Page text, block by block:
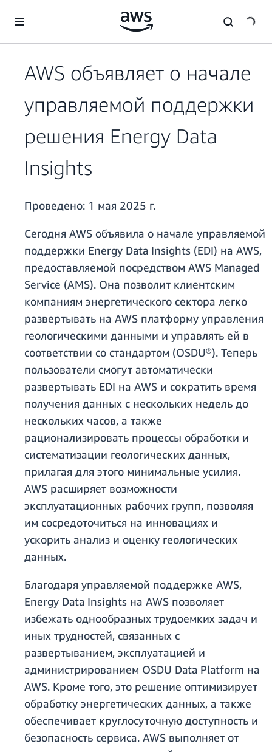
Перейти к главному контенту
AWS объявляет о начале
управляемой поддержки
решения Energy Data
Insights
Проведено: 1 мая 2025 г.
Сегодня AWS объявила о начале управляемой
поддержки Energy Data Insights (EDI) на AWS,
предоставляемой посредством AWS Managed
Service (AMS). Она позволит клиентским
компаниям энергетического сектора легко
развертывать на AWS платформу управления
геологическими данными и управлять ей в
соответствии со стандартом (OSDU®). Теперь
пользователи смогут автоматически
развертывать EDI на AWS и сократить время
получения данных с нескольких недель до
нескольких часов, а также
рационализировать процессы обработки и
систематизации геологических данных,
прилагая для этого минимальные усилия.
AWS расширяет возможности
эксплуатационных рабочих групп, позволяя
им сосредоточиться на инновациях и
ускорить анализ и оценку геологических
данных.
Благодаря управляемой поддержке AWS,
Energy Data Insights на AWS позволяет
избежать однообразных трудоемких задач и
иных трудностей, связанных с
развертыванием, эксплуатацией и
администрированием OSDU Data Platform на
AWS. Кроме того, это решение оптимизирует
обработку энергетических данных, а также
обеспечивает круглосуточную доступность и
безопасность сервиса. AWS выполняет от